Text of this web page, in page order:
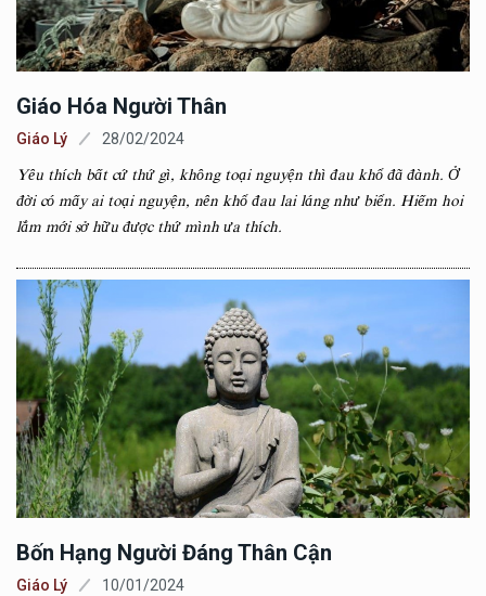
Giáo Hóa Người Thân
Giáo Lý 28/02/2024
Yêu thích bất cứ thứ gì, không toại nguyện thì đau khổ đã đành. Ở
đời có mấy ai toại nguyện, nên khổ đau lai láng như biển. Hiếm hoi
lắm mới sở hữu được thứ mình ưa thích.
Bốn Hạng Người Đáng Thân Cận
Giáo Lý 10/01/2024